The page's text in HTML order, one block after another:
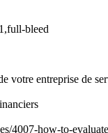
bleed
votre entreprise de
4007-how-to-